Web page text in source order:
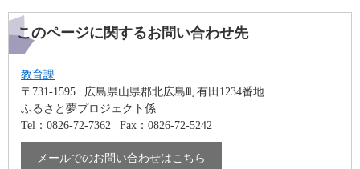
このページに関するお問い合わせ先
教育課
〒731-1595
広島県山県郡北広島町有田1234番地
ふるさと夢プロジェクト係
Tel：0826-72-7362
Fax：0826-72-5242
メールでのお問い合わせはこちら